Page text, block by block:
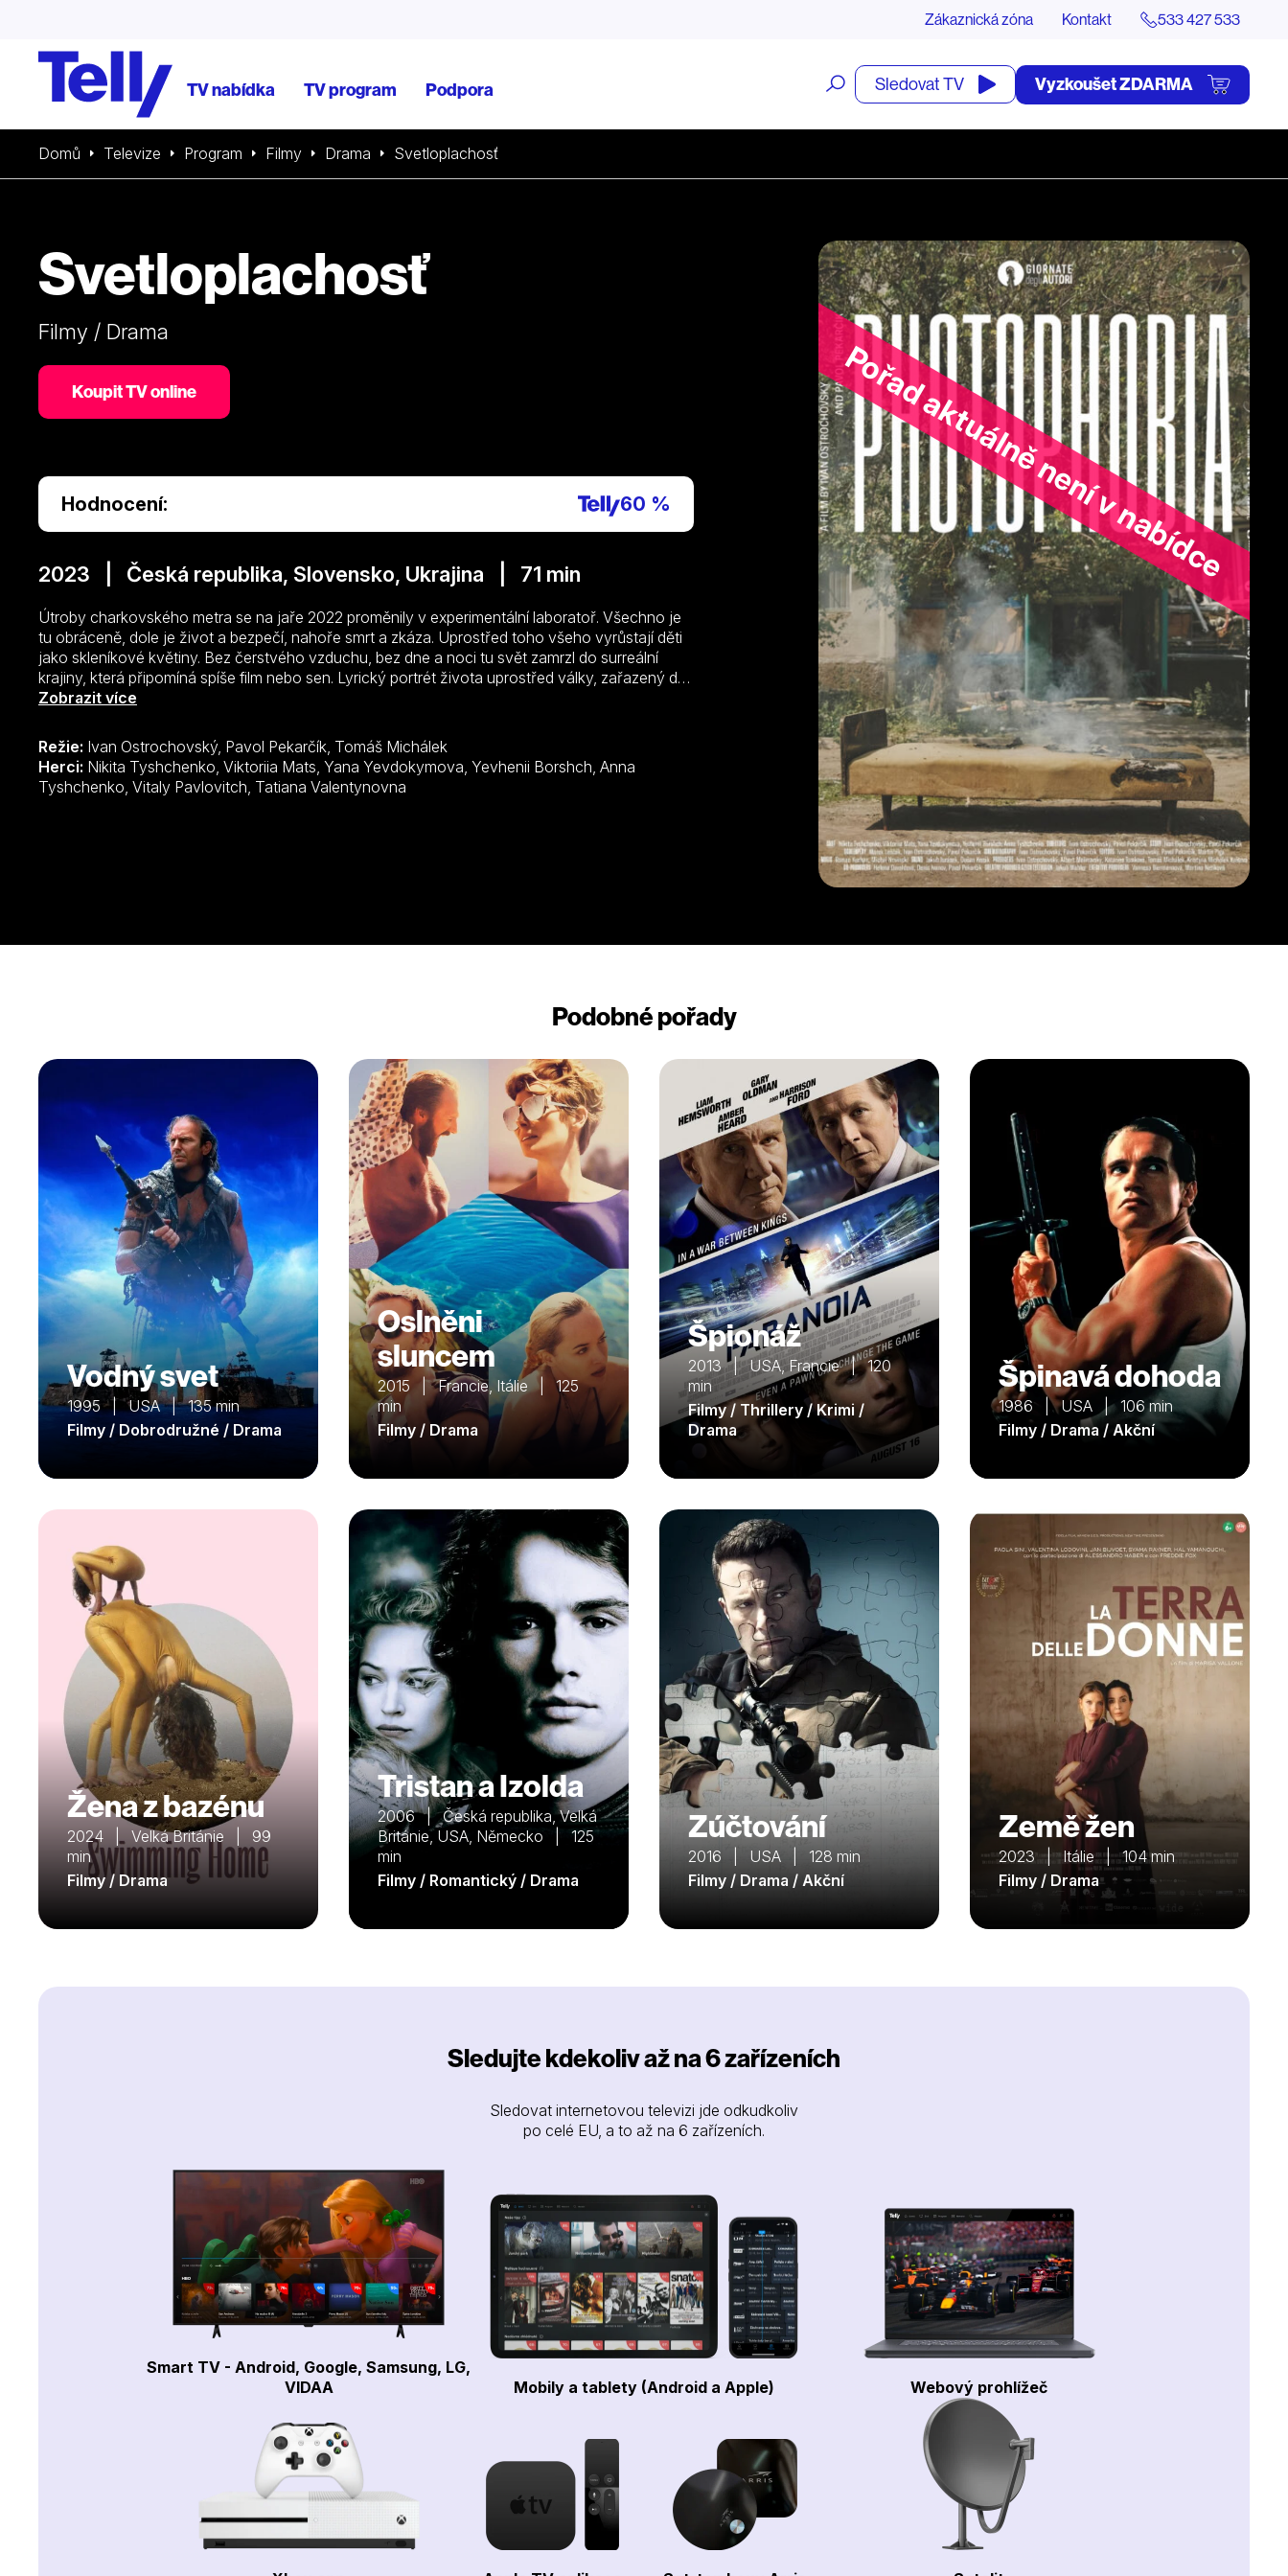
Zákaznická zóna Kontakt 533 427 533
TV nabídka TV program Podpora
Otevřít
vyhledávání
Sledovat TV Vyzkoušet ZDARMA
Domů Televize Program Filmy Drama Svetloplachosť
Pořad aktuálně není v nabídce
Svetloplachosť
Filmy / Drama
Koupit TV online
Hodnocení: 60 %
2023 | Česká republika, Slovensko, Ukrajina | 71 min
Útroby charkovského metra se na jaře 2022 proměnily v experimentální laboratoř. Všechno je
tu obráceně, dole je život a bezpečí, nahoře smrt a zkáza. Uprostřed toho všeho vyrůstají děti
jako skleníkové květiny. Bez čerstvého vzduchu, bez dne a noci tu svět zamrzl do surreální
krajiny, která připomíná spíše film nebo sen. Lyrický portrét života uprostřed války, zařazený do
sekce Zvláštní uvedení filmového festivalu v Benátkách, zachycuje společnost v limbu. Na
čekárnu bez času, a místo něj nic není.
Zobrazit více
Režie: Ivan Ostrochovský, Pavol Pekarčík, Tomáš Michálek
Herci:
Tyshchenko, Vitaly Pavlovitch, Tatiana Valentynovna
Podobné pořady
Vodný svet
1995 | USA | 135 min
Filmy / Dobrodružné / Drama
Oslněni
sluncem
2015 | Francie, Itálie | 125
min
Filmy / Drama
Špionáž
2013 | USA, Francie | 120
min
Filmy / Thrillery / Krimi /
Drama
Špinavá dohoda
1986 | USA | 106 min
Filmy / Drama / Akční
Žena z bazénu
2024 | Velká Británie | 99
min
Filmy / Drama
Tristan a Izolda
2006 | Česká republika, Velká
Británie, USA, Německo | 125
min
Filmy / Romantický / Drama
Zúčtování
2016 | USA | 128 min
Filmy / Drama / Akční
Země žen
2023 | Itálie | 104 min
Filmy / Drama
Sledujte kdekoliv až na 6 zařízeních
Sledovat internetovou televizi jde odkudkoliv
po celé EU, a to až na 6 zařízeních.
Smart TV - Android, Google, Samsung, LG,
VIDAA
Mobily a tablety (Android a Apple) Webový prohlížeč